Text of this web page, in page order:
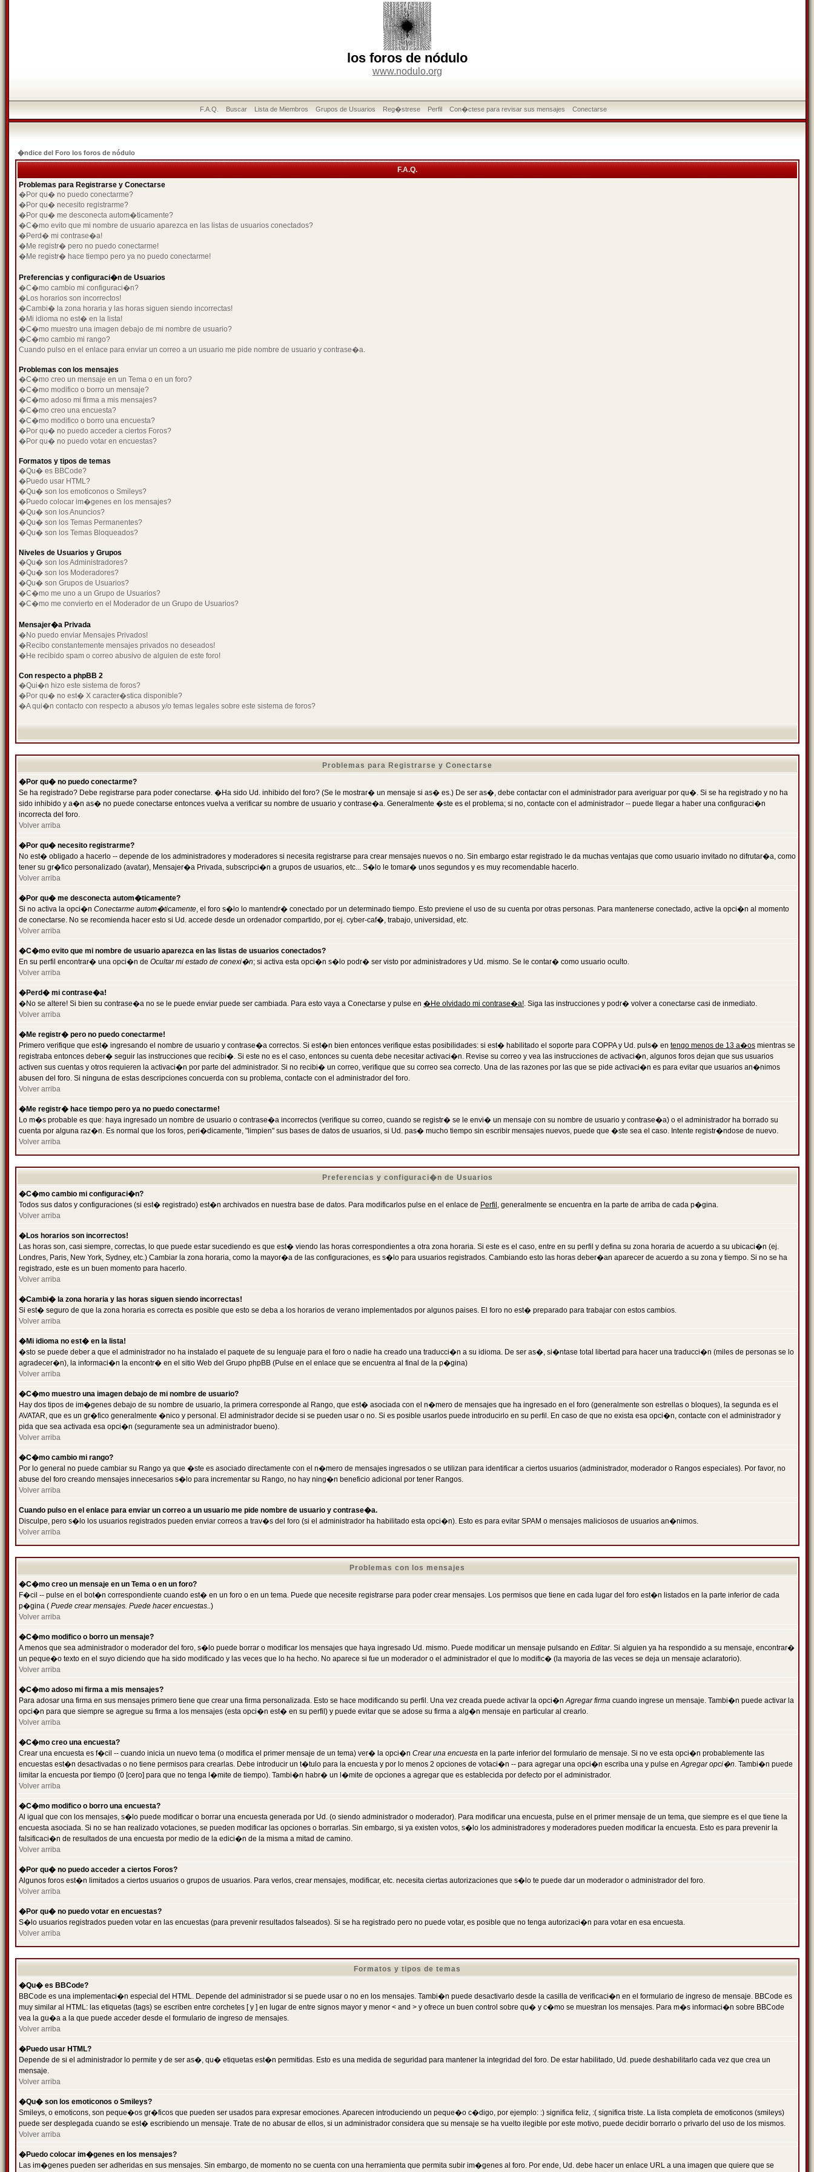
los foros de nódulo
www.nodulo.org
F.A.Q. Buscar Lista de Miembros Grupos de Usuarios Reg�strese Perfil Con�ctese para revisar sus mensajes Conectarse
�ndice del Foro los foros de nódulo
F.A.Q.
Problemas para Registrarse y Conectarse
�Por qu� no puedo conectarme?
�Por qu� necesito registrarme?
�Por qu� me desconecta autom�ticamente?
�C�mo evito que mi nombre de usuario aparezca en las listas de usuarios conectados?
�Perd� mi contrase�a!
�Me registr� pero no puedo conectarme!
�Me registr� hace tiempo pero ya no puedo conectarme!
Preferencias y configuraci�n de Usuarios
�C�mo cambio mi configuraci�n?
�Los horarios son incorrectos!
�Cambi� la zona horaria y las horas siguen siendo incorrectas!
�Mi idioma no est� en la lista!
�C�mo muestro una imagen debajo de mi nombre de usuario?
�C�mo cambio mi rango?
Cuando pulso en el enlace para enviar un correo a un usuario me pide nombre de usuario y contrase�a.
Problemas con los mensajes
�C�mo creo un mensaje en un Tema o en un foro?
�C�mo modifico o borro un mensaje?
�C�mo adoso mi firma a mis mensajes?
�C�mo creo una encuesta?
�C�mo modifico o borro una encuesta?
�Por qu� no puedo acceder a ciertos Foros?
�Por qu� no puedo votar en encuestas?
Formatos y tipos de temas
�Qu� es BBCode?
�Puedo usar HTML?
�Qu� son los emoticonos o Smileys?
�Puedo colocar im�genes en los mensajes?
�Qu� son los Anuncios?
�Qu� son los Temas Permanentes?
�Qu� son los Temas Bloqueados?
Niveles de Usuarios y Grupos
�Qu� son los Administradores?
�Qu� son los Moderadores?
�Qu� son Grupos de Usuarios?
�C�mo me uno a un Grupo de Usuarios?
�C�mo me convierto en el Moderador de un Grupo de Usuarios?
Mensajer�a Privada
�No puedo enviar Mensajes Privados!
�Recibo constantemente mensajes privados no deseados!
�He recibido spam o correo abusivo de alguien de este foro!
Con respecto a phpBB 2
�Qui�n hizo este sistema de foros?
�Por qu� no est� X caracter�stica disponible?
�A qui�n contacto con respecto a abusos y/o temas legales sobre este sistema de foros?
Problemas para Registrarse y Conectarse
�Por qu� no puedo conectarme?
Se ha registrado? Debe registrarse para poder conectarse. �Ha sido Ud. inhibido del foro? (Se le mostrar� un mensaje si as� es.) De ser as�, debe contactar con el administrador para averiguar por qu�. Si se ha registrado y no ha
sido inhibido y a�n as� no puede conectarse entonces vuelva a verificar su nombre de usuario y contrase�a. Generalmente �ste es el problema; si no, contacte con el administrador -- puede llegar a haber una configuraci�n
incorrecta del foro.
Volver arriba
�Por qu� necesito registrarme?
No est� obligado a hacerlo -- depende de los administradores y moderadores si necesita registrarse para crear mensajes nuevos o no. Sin embargo estar registrado le da muchas ventajas que como usuario invitado no difrutar�a, como
tener su gr�fico personalizado (avatar), Mensajer�a Privada, subscripci�n a grupos de usuarios, etc... S�lo le tomar� unos segundos y es muy recomendable hacerlo.
Volver arriba
�Por qu� me desconecta autom�ticamente?
Si no activa la opci�n Conectarme autom�ticamente, el foro s�lo lo mantendr� conectado por un determinado tiempo. Esto previene el uso de su cuenta por otras personas. Para mantenerse conectado, active la opci�n al momento
de conectarse. No se recomienda hacer esto si Ud. accede desde un ordenador compartido, por ej. cyber-caf�, trabajo, universidad, etc.
Volver arriba
�C�mo evito que mi nombre de usuario aparezca en las listas de usuarios conectados?
En su perfil encontrar� una opci�n de Ocultar mi estado de conexi�n; si activa esta opci�n s�lo podr� ser visto por administradores y Ud. mismo. Se le contar� como usuario oculto.
Volver arriba
�Perd� mi contrase�a!
�No se altere! Si bien su contrase�a no se le puede enviar puede ser cambiada. Para esto vaya a Conectarse y pulse en �He olvidado mi contrase�a!. Siga las instrucciones y podr� volver a conectarse casi de inmediato.
Volver arriba
�Me registr� pero no puedo conectarme!
Primero verifique que est� ingresando el nombre de usuario y contrase�a correctos. Si est�n bien entonces verifique estas posibilidades: si est� habilitado el soporte para COPPA y Ud. puls� en tengo menos de 13 a�os mientras se
registraba entonces deber� seguir las instrucciones que recibi�. Si este no es el caso, entonces su cuenta debe necesitar activaci�n. Revise su correo y vea las instrucciones de activaci�n, algunos foros dejan que sus usuarios
activen sus cuentas y otros requieren la activaci�n por parte del administrador. Si no recibi� un correo, verifique que su correo sea correcto. Una de las razones por las que se pide activaci�n es para evitar que usuarios an�nimos
abusen del foro. Si ninguna de estas descripciones concuerda con su problema, contacte con el administrador del foro.
Volver arriba
�Me registr� hace tiempo pero ya no puedo conectarme!
Lo m�s probable es que: haya ingresado un nombre de usuario o contrase�a incorrectos (verifique su correo, cuando se registr� se le envi� un mensaje con su nombre de usuario y contrase�a) o el administrador ha borrado su
cuenta por alguna raz�n. Es normal que los foros, peri�dicamente, "limpien" sus bases de datos de usuarios, si Ud. pas� mucho tiempo sin escribir mensajes nuevos, puede que �ste sea el caso. Intente registr�ndose de nuevo.
Volver arriba
Preferencias y configuraci�n de Usuarios
�C�mo cambio mi configuraci�n?
Todos sus datos y configuraciones (si est� registrado) est�n archivados en nuestra base de datos. Para modificarlos pulse en el enlace de Perfil , generalmente se encuentra en la parte de arriba de cada p�gina.
Volver arriba
�Los horarios son incorrectos!
Las horas son, casi siempre, correctas, lo que puede estar sucediendo es que est� viendo las horas correspondientes a otra zona horaria. Si este es el caso, entre en su perfil y defina su zona horaria de acuerdo a su ubicaci�n (ej.
Londres, Paris, New York, Sydney, etc.) Cambiar la zona horaria, como la mayor�a de las configuraciones, es s�lo para usuarios registrados. Cambiando esto las horas deber�an aparecer de acuerdo a su zona y tiempo. Si no se ha
registrado, este es un buen momento para hacerlo.
Volver arriba
�Cambi� la zona horaria y las horas siguen siendo incorrectas!
Si est� seguro de que la zona horaria es correcta es posible que esto se deba a los horarios de verano implementados por algunos paises. El foro no est� preparado para trabajar con estos cambios.
Volver arriba
�Mi idioma no est� en la lista!
�sto se puede deber a que el administrador no ha instalado el paquete de su lenguaje para el foro o nadie ha creado una traducci�n a su idioma. De ser as�, si�ntase total libertad para hacer una traducci�n (miles de personas se lo
agradecer�n), la informaci�n la encontr� en el sitio Web del Grupo phpBB (Pulse en el enlace que se encuentra al final de la p�gina)
Volver arriba
�C�mo muestro una imagen debajo de mi nombre de usuario?
Hay dos tipos de im�genes debajo de su nombre de usuario, la primera corresponde al Rango, que est� asociada con el n�mero de mensajes que ha ingresado en el foro (generalmente son estrellas o bloques), la segunda es el
AVATAR, que es un gr�fico generalmente �nico y personal. El administrador decide si se pueden usar o no. Si es posible usarlos puede introducirlo en su perfil. En caso de que no exista esa opci�n, contacte con el administrador y
pida que sea activada esa opci�n (seguramente sea un administrador bueno).
Volver arriba
�C�mo cambio mi rango?
Por lo general no puede cambiar su Rango ya que �ste es asociado directamente con el n�mero de mensajes ingresados o se utilizan para identificar a ciertos usuarios (administrador, moderador o Rangos especiales). Por favor, no
abuse del foro creando mensajes innecesarios s�lo para incrementar su Rango, no hay ning�n beneficio adicional por tener Rangos.
Volver arriba
Cuando pulso en el enlace para enviar un correo a un usuario me pide nombre de usuario y contrase�a.
Disculpe, pero s�lo los usuarios registrados pueden enviar correos a trav�s del foro (si el administrador ha habilitado esta opci�n). Esto es para evitar SPAM o mensajes maliciosos de usuarios an�nimos.
Volver arriba
Problemas con los mensajes
�C�mo creo un mensaje en un Tema o en un foro?
F�cil -- pulse en el bot�n correspondiente cuando est� en un foro o en un tema. Puede que necesite registrarse para poder crear mensajes. Los permisos que tiene en cada lugar del foro est�n listados en la parte inferior de cada
p�gina ( Puede crear mensajes. Puede hacer encuestas..)
Volver arriba
�C�mo modifico o borro un mensaje?
A menos que sea administrador o moderador del foro, s�lo puede borrar o modificar los mensajes que haya ingresado Ud. mismo. Puede modificar un mensaje pulsando en Editar. Si alguien ya ha respondido a su mensaje, encontrar�
un peque�o texto en el suyo diciendo que ha sido modificado y las veces que lo ha hecho. No aparece si fue un moderador o el administrador el que lo modific� (la mayoria de las veces se deja un mensaje aclaratorio).
Volver arriba
�C�mo adoso mi firma a mis mensajes?
Para adosar una firma en sus mensajes primero tiene que crear una firma personalizada. Esto se hace modificando su perfil. Una vez creada puede activar la opci�nAgregar firma cuando ingrese un mensaje. Tambi�n puede activar la
opci�n para que siempre se agregue su firma a los mensajes (esta opci�n est� en su perfil) y puede evitar que se adose su firma a alg�n mensaje en particular al crearlo.
Volver arriba
�C�mo creo una encuesta?
Crear una encuesta es f�cil -- cuando inicia un nuevo tema (o modifica el primer mensaje de un tema) ver� la opci�n Crear una encuesta en la parte inferior del formulario de mensaje. Si no ve esta opci�n probablemente las
encuestas est�n desactivadas o no tiene permisos para crearlas. Debe introducir un t�tulo para la encuesta y por lo menos 2 opciones de votaci�n -- para agregar una opci�n escriba una y pulse enAgregar opci�n. Tambi�n puede
limitar la encuesta por tiempo (0 [cero] para que no tenga l�mite de tiempo). Tambi�n habr� un l�mite de opciones a agregar que es establecida por defecto por el administrador.
Volver arriba
�C�mo modifico o borro una encuesta?
Al igual que con los mensajes, s�lo puede modificar o borrar una encuesta generada por Ud. (o siendo administrador o moderador). Para modificar una encuesta, pulse en el primer mensaje de un tema, que siempre es el que tiene la
encuesta asociada. Si no se han realizado votaciones, se pueden modificar las opciones o borrarlas. Sin embargo, si ya existen votos, s�lo los administradores y moderadores pueden modificar la encuesta. Esto es para prevenir la
falsificaci�n de resultados de una encuesta por medio de la edici�n de la misma a mitad de camino.
Volver arriba
�Por qu� no puedo acceder a ciertos Foros?
Algunos foros est�n limitados a ciertos usuarios o grupos de usuarios. Para verlos, crear mensajes, modificar, etc. necesita ciertas autorizaciones que s�lo te puede dar un moderador o administrador del foro.
Volver arriba
�Por qu� no puedo votar en encuestas?
S�lo usuarios registrados pueden votar en las encuestas (para prevenir resultados falseados). Si se ha registrado pero no puede votar, es posible que no tenga autorizaci�n para votar en esa encuesta.
Volver arriba
Formatos y tipos de temas
�Qu� es BBCode?
BBCode es una implementaci�n especial del HTML. Depende del administrador si se puede usar o no en los mensajes. Tambi�n puede desactivarlo desde la casilla de verificaci�n en el formulario de ingreso de mensaje. BBCode es
muy similar al HTML: las etiquetas (tags) se escriben entre corchetes [ y ] en lugar de entre signos mayor y menor < and > y ofrece un buen control sobre qu� y c�mo se muestran los mensajes. Para m�s informaci�n sobre BBCode
vea la gu�a a la que puede acceder desde el formulario de ingreso de mensajes.
Volver arriba
�Puedo usar HTML?
Depende de si el administrador lo permite y de ser as�, qu� etiquetas est�n permitidas. Esto es una medida de seguridad para mantener la integridad del foro. De estar habilitado, Ud. puede deshabilitarlo cada vez que crea un
mensaje.
Volver arriba
�Qu� son los emoticonos o Smileys?
Smileys, o emoticons, son peque�os gr�ficos que pueden ser usados para expresar emociones. Aparecen introduciendo un peque�o c�digo, por ejemplo: :) significa feliz, :( significa triste. La lista completa de emoticonos (smileys)
puede ser desplegada cuando se est� escribiendo un mensaje. Trate de no abusar de ellos, si un administrador considera que su mensaje se ha vuelto ilegible por este motivo, puede decidir borrarlo o privarlo del uso de los mismos.
Volver arriba
�Puedo colocar im�genes en los mensajes?
Las im�genes pueden ser adheridas en sus mensajes. Sin embargo, de momento no se cuenta con una herramienta que permita subir im�genes al foro. Por ende, Ud. debe hacer un enlace URL a una imagen que quiere que se